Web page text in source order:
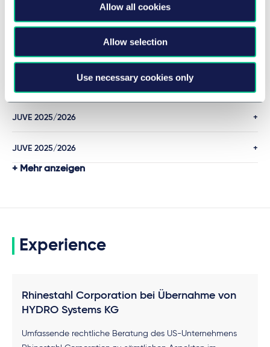
Allow all cookies
Allow selection
Use necessary cookies only
MEHR
Legal 500 2026
JUVE 2025/2026
JUVE 2025/2026
Mehr anzeigen
Experience
Rhinestahl Corporation bei Übernahme von
HYDRO Systems KG
Umfassende rechtliche Beratung des US-Unternehmens